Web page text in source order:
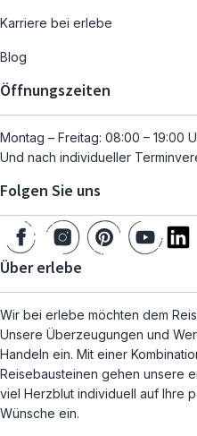
Karriere bei erlebe
Blog
Öffnungszeiten
Montag – Freitag: 08:00 – 19:00
Und nach individueller
Folgen Sie uns
Über erlebe
Wir bei erlebe möchten dem
Unsere Überzeugungen und
Handeln ein. Mit einer
Reisebausteinen gehen unsere
viel Herzblut individuell auf Ihre
Wünsche ein.